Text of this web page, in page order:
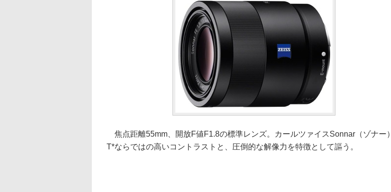
焦点距離55mm、開放F値F1.8の標準レンズ。カールツァイスSonnar（ゾナー）
T*ならではの高いコントラストと、圧倒的な解像力を特徴として謳う。